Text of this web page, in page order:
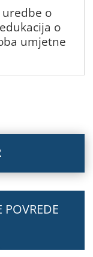
o
o
umjetne
POVREDE